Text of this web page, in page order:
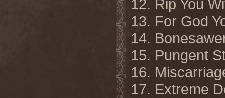
12. Rip You
13. For God
14.
15. Pungent
16.
17. Extreme